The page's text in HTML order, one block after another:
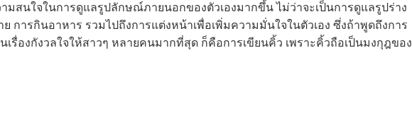
มสนใจในการดูแลรูปลักษณ์ภายนอกของตัวเองมากขึ้น ไม่ว่าจะเป็นการดูแลรูปร่าง
การกินอาหาร รวมไปถึงการแต่งหน้าเพื่อเพิ่มความมั่นใจในตัวเอง ซึ่งถ้าพูดถึงการ
เรื่องกังวลใจให้สาวๆ หลายคนมากที่สุด ก็คือการเขียนคิ้ว เพราะคิ้วถือเป็นมงกุฎของ